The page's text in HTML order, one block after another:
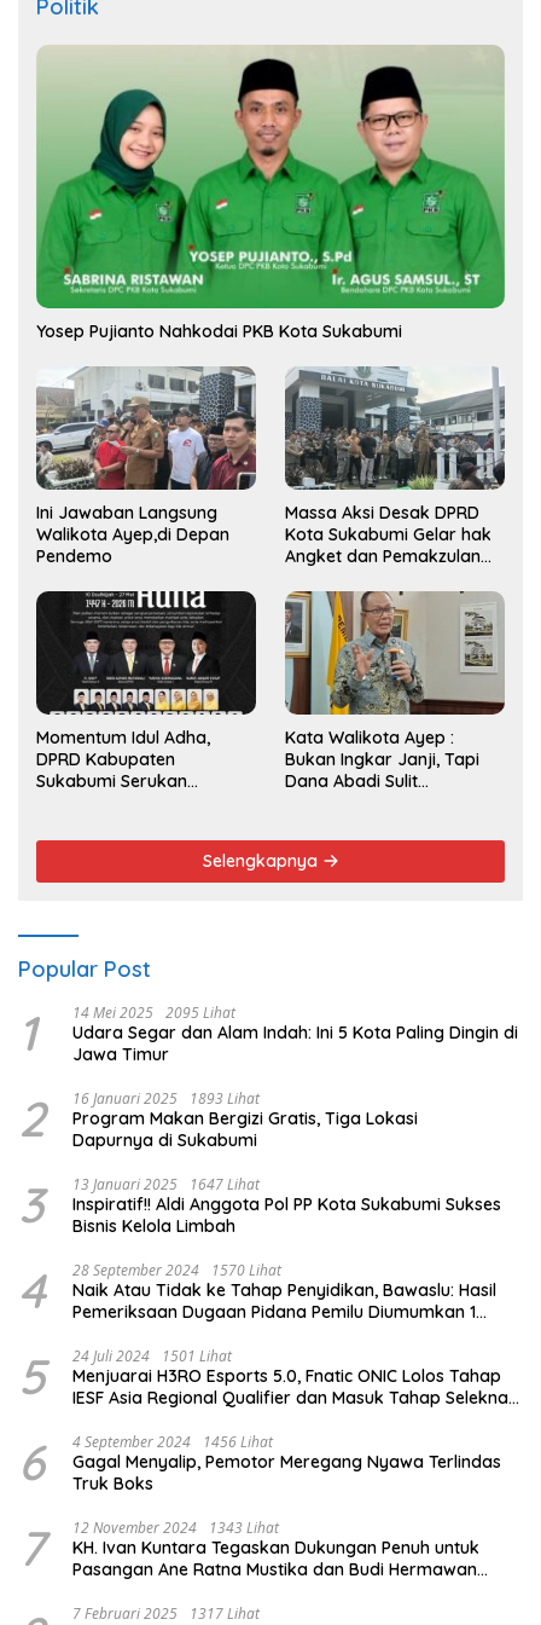
Politik
Yosep Pujianto Nahkodai PKB Kota Sukabumi
Ini Jawaban Langsung
Walikota Ayep,di Depan
Pendemo
Massa Aksi Desak DPRD
Kota Sukabumi Gelar hak
Angket dan Pemakzulan
Momentum Idul Adha,
DPRD Kabupaten
Sukabumi Serukan
Kata Walikota Ayep :
Bukan Ingkar Janji, Tapi
Dana Abadi Sulit
Selengkapnya
Popular Post
1 14 Mei 2025 2095 Lihat
Udara Segar dan Alam Indah: Ini 5 Kota Paling Dingin di
Jawa Timur
2 16 Januari 2025 1893 Lihat
Program Makan Bergizi Gratis, Tiga Lokasi
Dapurnya di Sukabumi
3 13 Januari 2025 1647 Lihat
Inspiratif!! Aldi Anggota Pol PP Kota Sukabumi Sukses
Bisnis Kelola Limbah
4 28 September 2024 1570 Lihat
Naik Atau Tidak ke Tahap Penyidikan, Bawaslu: Hasil
Pemeriksaan Dugaan Pidana Pemilu Diumumkan 1
5 24 Juli 2024 1501 Lihat
Menjuarai H3RO Esports 5.0, Fnatic ONIC Lolos Tahap
IESF Asia Regional Qualifier dan Masuk Tahap Seleknas
6 4 September 2024 1456 Lihat
Gagal Menyalip, Pemotor Meregang Nyawa Terlindas
Truk Boks
7 12 November 2024 1343 Lihat
KH. Ivan Kuntara Tegaskan Dukungan Penuh untuk
Pasangan Ane Ratna Mustika dan Budi Hermawan
7 Februari 2025 1317 Lihat